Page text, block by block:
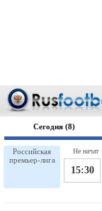
Сегодня (8)
Российская
премьер-лига
15:30
Не начат